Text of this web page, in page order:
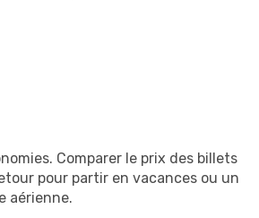
Comparer le prix des billets
pour partir en vacances ou un
aérienne.